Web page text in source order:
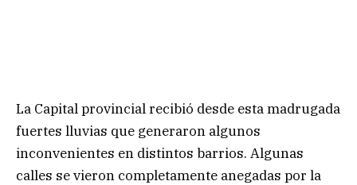
La Capital provincial recibió desde esta madrugada
fuertes lluvias que generaron algunos
inconvenientes en distintos barrios. Algunas
calles se vieron completamente anegadas por la